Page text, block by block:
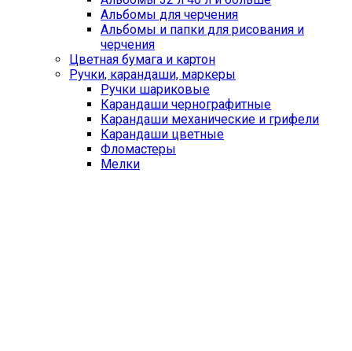
Альбомы для черчения
Альбомы и папки для рисования и
черчения
Цветная бумага и картон
Ручки, карандаши, маркеры
Ручки шариковые
Карандаши чернографитные
Карандаши механические и грифели
Карандаши цветные
Фломастеры
Мелки